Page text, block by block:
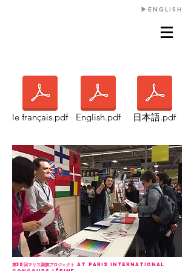
​▶︎ENGLISH
le français.pdf English.pdf 日本語.pdf
第38回マリス国旗プロジェクト​ at PARIS INTERNATIONAL